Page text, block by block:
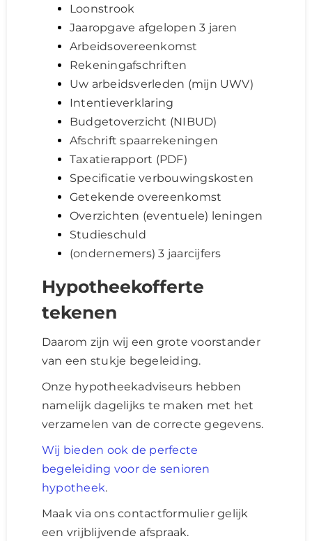
Loonstrook
Jaaropgave afgelopen 3 jaren
Arbeidsovereenkomst
Rekeningafschriften
Uw arbeidsverleden (mijn UWV)
Intentieverklaring
Budgetoverzicht (NIBUD)
Afschrift spaarrekeningen
Taxatierapport (PDF)
Specificatie verbouwingskosten
Getekende overeenkomst
Overzichten (eventuele) leningen
Studieschuld
(ondernemers) 3 jaarcijfers
Hypotheekofferte
tekenen
Daarom zijn wij een grote voorstander
van een stukje begeleiding.
Onze hypotheekadviseurs hebben
namelijk dagelijks te maken met het
verzamelen van de correcte gegevens.
Wij bieden ook de perfecte
begeleiding voor de senioren
hypotheek.
Maak via ons contactformulier gelijk
een vrijblijvende afspraak.